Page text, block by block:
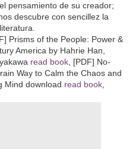
pensamiento de su creador;
descubre con sencillez la
Prisms of the People: Power &
America by Hahrie Han,
read book, [PDF] No-
Way to Calm the Chaos and
Mind download read book,